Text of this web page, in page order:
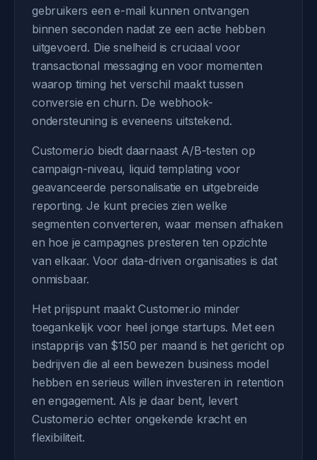
gebruikers een e-mail kunnen ontvangen
binnen seconden nadat ze een actie hebben
uitgevoerd. Die snelheid is cruciaal voor
transactional messaging en voor momenten
waarop timing het verschil maakt tussen
conversie en churn. De webhook-
ondersteuning is eveneens uitstekend.
Customer.io biedt daarnaast A/B-testen op
campaign-niveau, liquid templating voor
geavanceerde personalisatie en uitgebreide
reporting. Je kunt precies zien welke
segmenten converteren, waar mensen afhaken
en hoe je campagnes presteren ten opzichte
van elkaar. Voor data-driven organisaties is dat
onmisbaar.
Het prijspunt maakt Customer.io minder
toegankelijk voor heel jonge startups. Met een
instapprijs van $150 per maand is het gericht op
bedrijven die al een bewezen business model
hebben en serieus willen investeren in retention
en engagement. Als je daar bent, levert
Customer.io echter ongekende kracht en
flexibiliteit.